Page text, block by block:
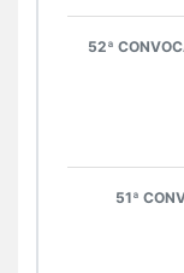
52ª
51ª